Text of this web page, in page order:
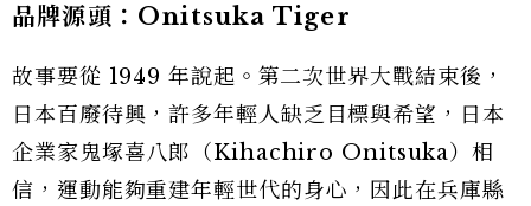
品牌源頭：Onitsuka Tiger
故事要從 1949 年說起。第二次世界大戰結束後，
日本百廢待興，許多年輕人缺乏目標與希望，日本
企業家鬼塚喜八郎（Kihachiro Onitsuka）相
信，運動能夠重建年輕世代的身心，因此在兵庫縣